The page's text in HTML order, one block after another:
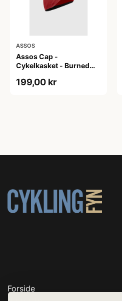
ASSOS
Assos Cap -
Cykelkasket - Burned
199,00 kr
Forside